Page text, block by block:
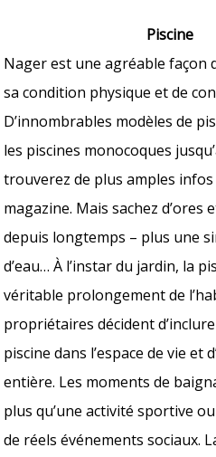
Piscine
Nager est une agréable façon
sa condition physique et de
D’innombrables modèles de
les piscines monocoques
trouverez de plus amples
magazine. Mais sachez d’ores
depuis longtemps – plus une
d’eau… À l’instar du jardin, la
véritable prolongement de
propriétaires décident
piscine dans l’espace de vie et
entière. Les moments de
plus qu’une activité sportive
de réels événements sociaux.